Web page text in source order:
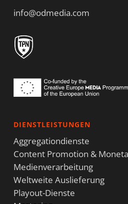
info@odmedia.com
DIENSTLEISTUNGEN
Aggregationdienste
Content Promotion &
Medienverarbeitung
Weltweite Auslieferung
Playout-Dienste